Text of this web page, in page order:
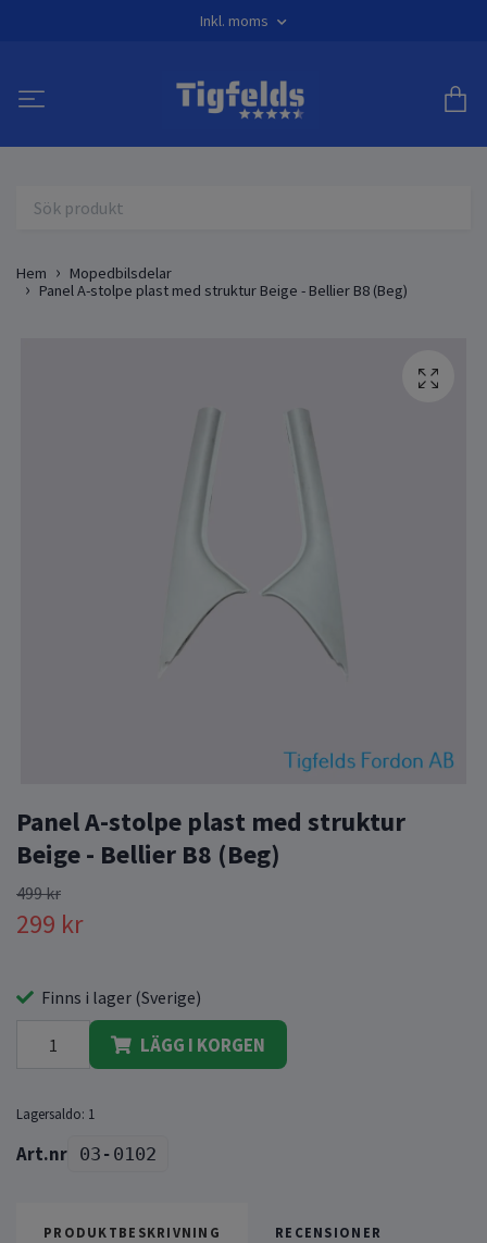
Inkl. moms
Hem
Mopedbilsdelar
Panel A-stolpe plast med struktur Beige - Bellier B8 (Beg)
Panel A-stolpe plast med struktur
Beige - Bellier B8 (Beg)
499 kr
299 kr
Finns i lager (Sverige)
LÄGG I KORGEN
Lagersaldo: 1
03-0102
PRODUKTBESKRIVNING RECENSIONER